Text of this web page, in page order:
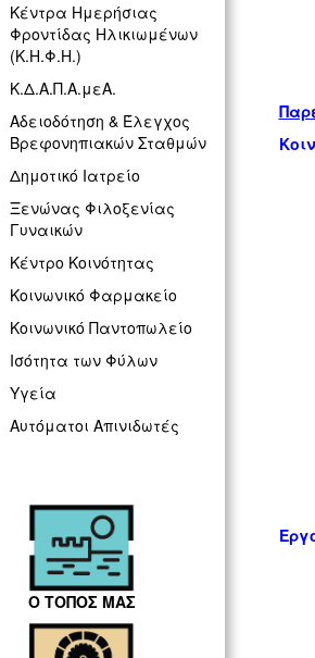
Κέντρα Ημερήσιας
Φροντίδας Ηλικιωμένων
(Κ.Η.Φ.Η.)
Κ.Δ.Α.Π.Α.μεΑ.
Αδειοδότηση & Έλεγχος
Βρεφονηπιακών Σταθμών
Δημοτικό Ιατρείο
Ξενώνας Φιλοξενίας
Γυναικών
Κέντρο Κοινότητας
Κοινωνικό Φαρμακείο
Κοινωνικό Παντοπωλείο
Ισότητα των Φύλων
Υγεία
Αυτόματοι Απινιδωτές
Ο ΤΟΠΟΣ ΜΑΣ